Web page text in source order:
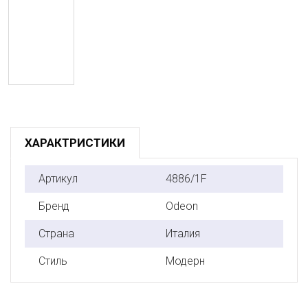
ХАРАКТРИСТИКИ
Артикул 4886/1F
Бренд Odeon
Страна Италия
Стиль Модерн